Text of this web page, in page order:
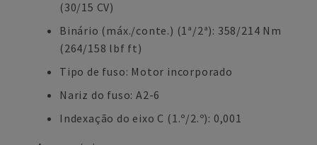
(30/15 CV)
Binário (máx./conte.) (1ª/2ª): 358/214 Nm
(264/158 lbf ft)
Tipo de fuso: Motor incorporado
Nariz do fuso: A2-6
Indexação do eixo C (1.º/2.º): 0,001